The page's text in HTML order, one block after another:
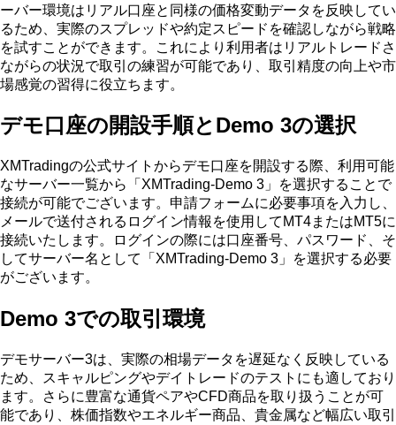
ーバー環境はリアル口座と同様の価格変動データを反映してい
るため、実際のスプレッドや約定スピードを確認しながら戦略
を試すことができます。これにより利用者はリアルトレードさ
ながらの状況で取引の練習が可能であり、取引精度の向上や市
場感覚の習得に役立ちます。
デモ口座の開設手順とDemo 3の選択
XMTradingの公式サイトからデモ口座を開設する際、利用可能
なサーバー一覧から「XMTrading-Demo 3」を選択することで
接続が可能でございます。申請フォームに必要事項を入力し、
メールで送付されるログイン情報を使用してMT4またはMT5に
接続いたします。ログインの際には口座番号、パスワード、そ
してサーバー名として「XMTrading-Demo 3」を選択する必要
がございます。
Demo 3での取引環境
デモサーバー3は、実際の相場データを遅延なく反映している
ため、スキャルピングやデイトレードのテストにも適しており
ます。さらに豊富な通貨ペアやCFD商品を取り扱うことが可
能であり、株価指数やエネルギー商品、貴金属など幅広い取引